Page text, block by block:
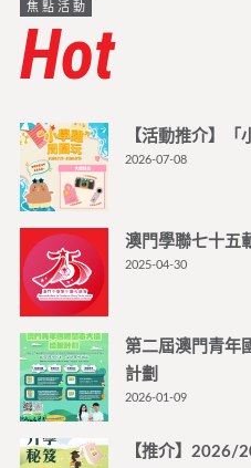
焦點活動
Hot
【活動推介】「
2026-07-08
澳門學聯七十五
2025-04-30
第二屆澳門青年
計劃
2026-01-09
【推介】2026/